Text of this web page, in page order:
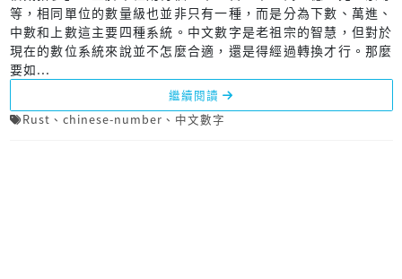
等，相同單位的數量級也並非只有一種，而是分為下數、萬進、
中數和上數這主要四種系統。中文數字是老祖宗的智慧，但對於
現在的數位系統來說並不怎麼合適，還是得經過轉換才行。那麼
要如...
繼續閱讀
Rust 、 chinese-number 、 中文數字